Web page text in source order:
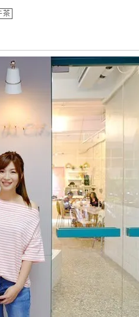
茶